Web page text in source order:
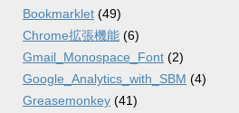
Bookmarklet (49)
Chrome拡張機能 (6)
Gmail_Monospace_Font (2)
Google_Analytics_with_SBM (4)
Greasemonkey (41)